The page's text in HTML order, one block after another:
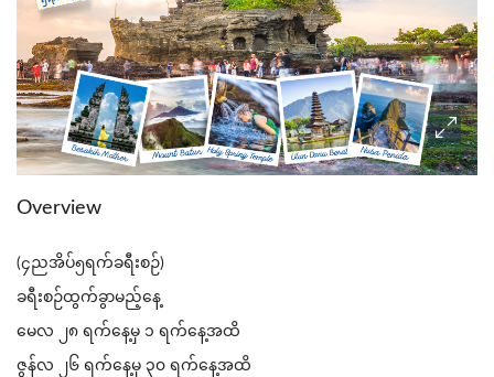
Overview
(၄ညအိပ်၅ရက်ခရီးစဉ်)
ခရီးစဉ်ထွက်ခွာမည့်နေ့
မေလ ၂၈ ရက်နေ့မှ ၁ ရက်နေ့အထိ
ဇွန်လ ၂၆ ရက်နေ့မှ ၃၀ ရက်နေ့အထိ